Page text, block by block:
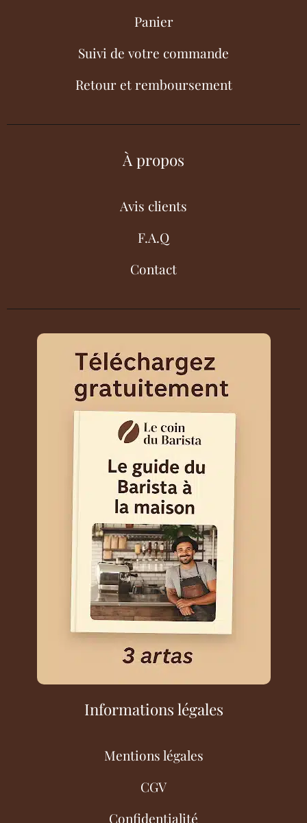
Panier
Suivi de votre commande
Retour et remboursement
À propos
Avis clients
F.A.Q
Contact
Informations légales
Mentions légales
CGV
Confidentialité